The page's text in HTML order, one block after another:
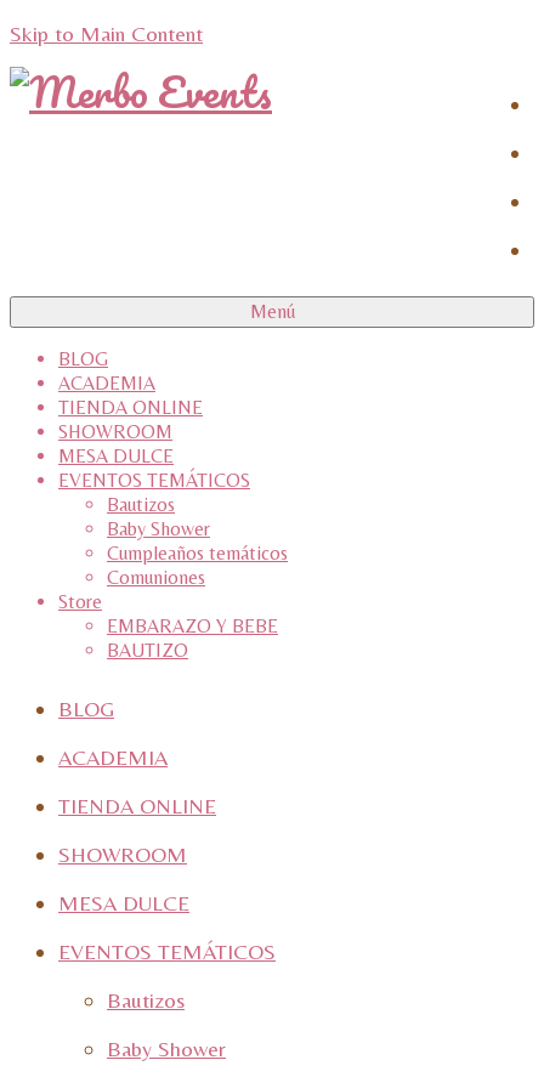
Skip to Main Content
Menú
BLOG
ACADEMIA
TIENDA ONLINE
SHOWROOM
MESA DULCE
EVENTOS TEMÁTICOS
Bautizos
Baby Shower
Cumpleaños temáticos
Comuniones
Store
EMBARAZO Y BEBE
BAUTIZO
BLOG
ACADEMIA
TIENDA ONLINE
SHOWROOM
MESA DULCE
EVENTOS TEMÁTICOS
Bautizos
Baby Shower